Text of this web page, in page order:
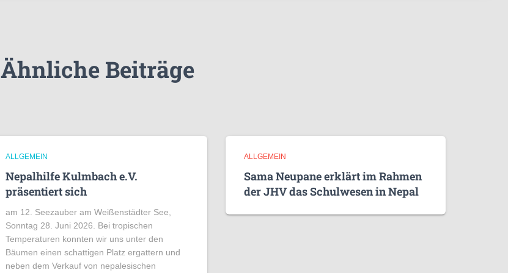
Ähnliche Beiträge
ALLGEMEIN
Nepalhilfe Kulmbach e.V.
präsentiert sich
am 12. Seezauber am Weißenstädter See,
Sonntag 28. Juni 2026. Bei tropischen
Temperaturen konnten wir uns unter den
Bäumen einen schattigen Platz ergattern und
neben dem Verkauf von nepalesischen
ALLGEMEIN
Sama Neupane erklärt im Rahmen
der JHV das Schulwesen in Nepal